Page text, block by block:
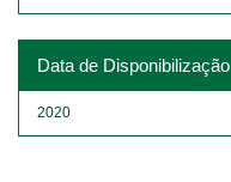
Data de Disponibilização
2020